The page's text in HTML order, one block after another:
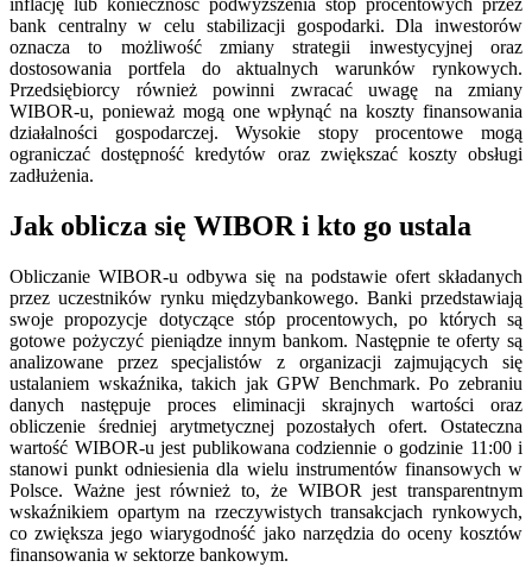
inflację lub konieczność podwyższenia stóp procentowych przez
bank centralny w celu stabilizacji gospodarki. Dla inwestorów
oznacza to możliwość zmiany strategii inwestycyjnej oraz
dostosowania portfela do aktualnych warunków rynkowych.
Przedsiębiorcy również powinni zwracać uwagę na zmiany
WIBOR-u, ponieważ mogą one wpłynąć na koszty finansowania
działalności gospodarczej. Wysokie stopy procentowe mogą
ograniczać dostępność kredytów oraz zwiększać koszty obsługi
zadłużenia.
Jak oblicza się WIBOR i kto go ustala
Obliczanie WIBOR-u odbywa się na podstawie ofert składanych
przez uczestników rynku międzybankowego. Banki przedstawiają
swoje propozycje dotyczące stóp procentowych, po których są
gotowe pożyczyć pieniądze innym bankom. Następnie te oferty są
analizowane przez specjalistów z organizacji zajmujących się
ustalaniem wskaźnika, takich jak GPW Benchmark. Po zebraniu
danych następuje proces eliminacji skrajnych wartości oraz
obliczenie średniej arytmetycznej pozostałych ofert. Ostateczna
wartość WIBOR-u jest publikowana codziennie o godzinie 11:00 i
stanowi punkt odniesienia dla wielu instrumentów finansowych w
Polsce. Ważne jest również to, że WIBOR jest transparentnym
wskaźnikiem opartym na rzeczywistych transakcjach rynkowych,
co zwiększa jego wiarygodność jako narzędzia do oceny kosztów
finansowania w sektorze bankowym.